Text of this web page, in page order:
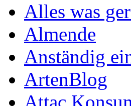
Alles was
Almende
Anständig
ArtenBlog